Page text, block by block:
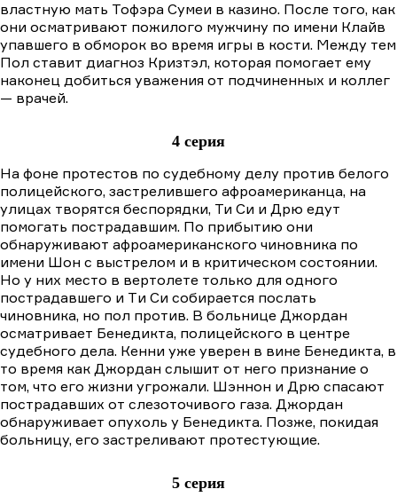
властную мать Тофэра Сумеи в казино. После того, как
они осматривают пожилого мужчину по имени Клайв
упавшего в обморок во время игры в кости. Между тем
Пол ставит диагноз Кризтэл, которая помогает ему
наконец добиться уважения от подчиненных и коллег
— врачей.
4 серия
На фоне протестов по судебному делу против белого
полицейского, застрелившего афроамериканца, на
улицах творятся беспорядки, Ти Си и Дрю едут
помогать пострадавшим. По прибытию они
обнаруживают афроамериканского чиновника по
имени Шон с выстрелом и в критическом состоянии.
Но у них место в вертолете только для одного
пострадавшего и Tи Cи собирается послать
чиновника, но пол против. В больнице Джордан
осматривает Бенедикта, полицейского в центре
судебного дела. Кенни уже уверен в вине Бенедикта, в
то время как Джордан слышит от него признание о
том, что его жизни угрожали. Шэннон и Дрю спасают
пострадавших от слезоточивого газа. Джордан
обнаруживает опухоль у Бенедикта. Позже, покидая
больницу, его застреливают протестующие.
5 серия